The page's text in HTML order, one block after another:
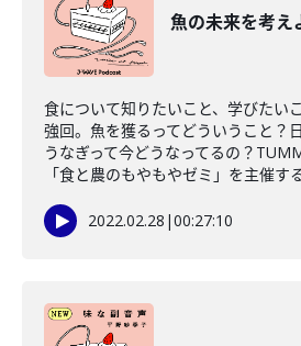
魚の未来を考え
食について知りたいこと、学びたい
強回。魚を獲るってどういうこと？
うなぎって今どうなってるの？
「食と農のもやもやゼミ」を主催す
2022.02.28 |00:27:10